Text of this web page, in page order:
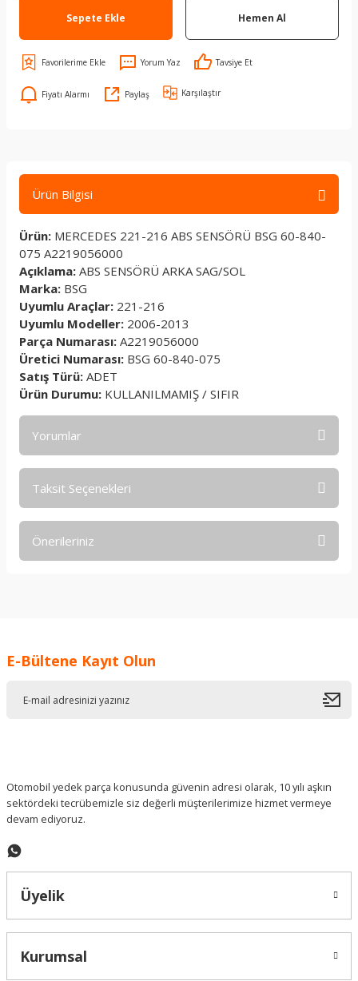
Sepete Ekle Hemen Al
Yorum Yaz Tavsiye Et
Fiyatı Alarmı Paylaş Karşılaştır
Ürün Bilgisi
Ürün: MERCEDES 221-216 ABS SENSÖRÜ BSG 60-840-
075 A2219056000
Açıklama: ABS SENSÖRÜ ARKA SAG/SOL
Marka: BSG
Uyumlu Araçlar: 221-216
Uyumlu Modeller: 2006-2013
Parça Numarası: A2219056000
Üretici Numarası: BSG 60-840-075
Satış Türü: ADET
Ürün Durumu: KULLANILMAMIŞ / SIFIR
Yorumlar
Taksit Seçenekleri
Önerileriniz
Ürün resmi kalitesiz, bozuk veya görüntülenemiyor.
E-Bültene Kayıt Olun
Otomobil yedek parça konusunda güvenin adresi olarak, 10 yılı aşkın
sektördeki tecrübemizle siz değerli müşterilerimize hizmet vermeye
devam ediyoruz.
Üyelik
Kurumsal